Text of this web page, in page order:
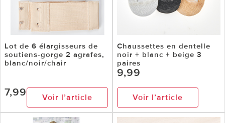
Lot de 6 élargisseurs de
soutiens-gorge 2 agrafes,
blanc/noir/chair
7,99 Voir l’article
Chaussettes en dentelle
noir + blanc + beige 3
paires
9,99
Voir l’article